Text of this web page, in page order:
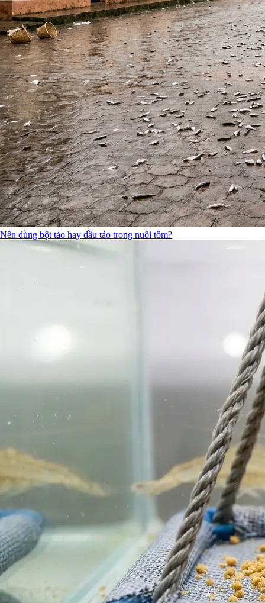
Nên dùng bột tảo hay dầu tảo trong nuôi tôm?